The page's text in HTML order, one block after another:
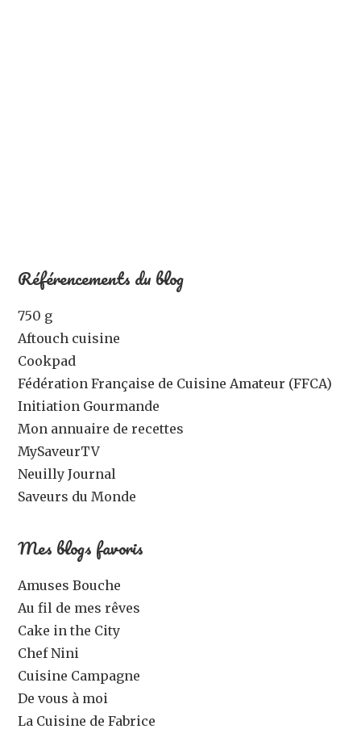
Référencements du blog
750 g
Aftouch cuisine
Cookpad
Fédération Française de Cuisine Amateur (FFCA)
Initiation Gourmande
Mon annuaire de recettes
MySaveurTV
Neuilly Journal
Saveurs du Monde
Mes blogs favoris
Amuses Bouche
Au fil de mes rêves
Cake in the City
Chef Nini
Cuisine Campagne
De vous à moi
La Cuisine de Fabrice